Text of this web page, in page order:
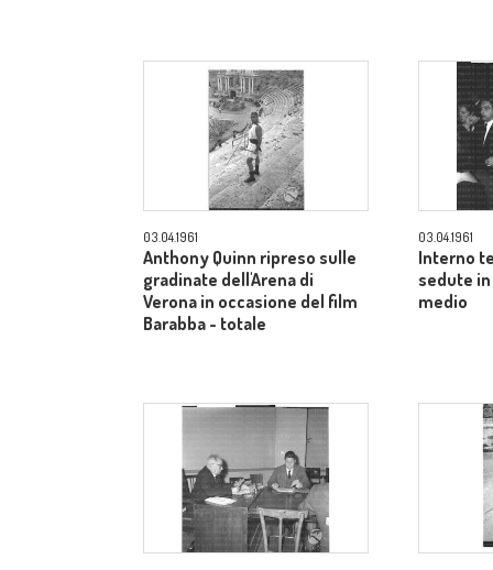
03.04.1961
Anthony Quinn ripreso sulle
gradinate dell'Arena di
Verona in occasione del film
Barabba - totale
03.04.1961
Interno
sedute
medio